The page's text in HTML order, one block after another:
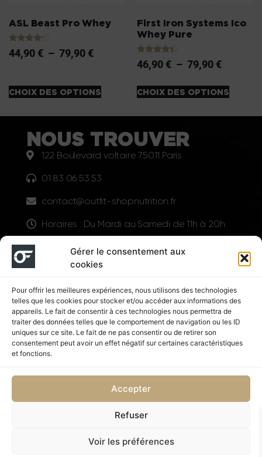
Gérer le consentement aux
cookies
Pour offrir les meilleures expériences, nous utilisons des technologies
telles que les cookies pour stocker et/ou accéder aux informations des
appareils. Le fait de consentir à ces technologies nous permettra de
traiter des données telles que le comportement de navigation ou les ID
uniques sur ce site. Le fait de ne pas consentir ou de retirer son
consentement peut avoir un effet négatif sur certaines caractéristiques
et fonctions.
Accepter
Refuser
Voir les préférences
ASL Beast Pro Whey
Note
4.00
44,90 € – 79,90 €
CHOIX DES OPTIONS
First Iron Systems Ico
Whey Pure
Note
4.20
46,90 € – 79,90 €
CHOIX DES OPTIONS
NOUS TROUVER
122 Boulevard voltaire 75011 Paris
01 83 06 53 53
contact@outfit-shopnutrition.fr
Horaires : Du Mardi au Samedi de 11h à 20h
LIENS UTILES
Suivez nous